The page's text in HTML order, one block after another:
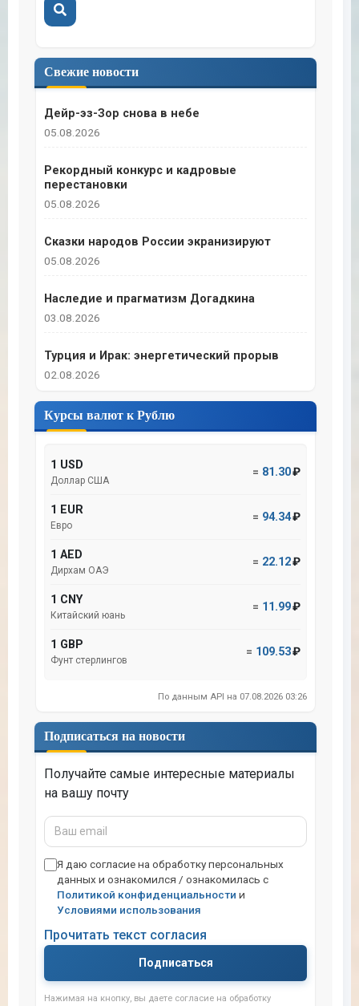
Поиск
Свежие новости
Дейр-эз-Зор снова в небе
05.08.2026
Рекордный конкурс и кадровые
перестановки
05.08.2026
Сказки народов России экранизируют
05.08.2026
Наследие и прагматизм Догадкина
03.08.2026
Турция и Ирак: энергетический прорыв
02.08.2026
Курсы валют к Рублю
1 USD
Доллар США
= 81.30₽
1 EUR
Евро
= 94.34₽
1 AED
Дирхам ОАЭ
= 22.12₽
1 CNY
Китайский юань
= 11.99₽
1 GBP
Фунт стерлингов
= 109.53₽
По данным API на 07.08.2026 03:26
Подписаться на новости
Получайте самые интересные материалы
на вашу почту
Ваш
email
Я даю согласие на обработку персональных
данных и ознакомился / ознакомилась с
Политикой конфиденциальности и
Условиями использования
Прочитать текст согласия
Подписаться
Нажимая на кнопку, вы даете согласие на обработку